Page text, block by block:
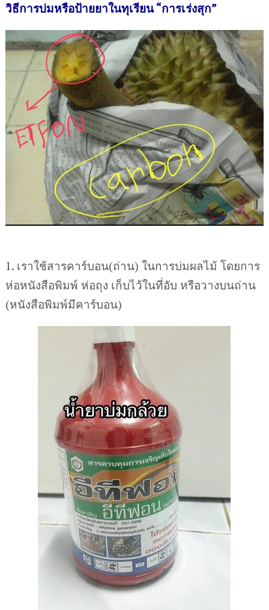
วิธีการบ่มหรือป้ายยาในทุเรียน “การเร่งสุก”
1. เราใช้สารคาร์บอน(ถ่าน) ในการบ่มผลไม้ โดยการ
ห่อหนังสือพิมพ์ ห่อถุง เก็บไว้ในที่อับ หรือวางบนถ่าน
(หนังสือพิมพ์มีคาร์บอน)